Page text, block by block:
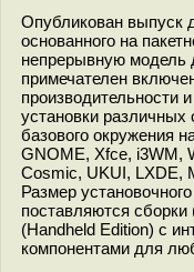
Опубликован выпуск
основанного на
непрерывную модель
примечателен
производительности
установки
базового окружения
GNOME, Xfce, i3WM,
Cosmic, UKUI, LXDE,
Размер
поставляются
(Handheld Edition) с
компонентами для